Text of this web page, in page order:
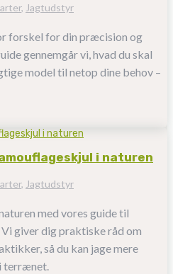
, Jagtudstyr
forskel for din præcision og
gennemgår vi, hvad du skal
model til netop dine behov –
i naturen
, Jagtudstyr
med vores guide til
giver dig praktiske råd om
så du kan jage mere
terrænet.